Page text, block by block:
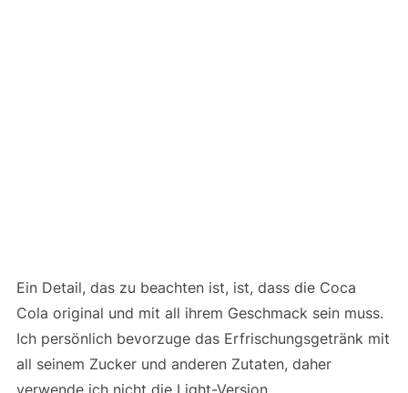
Ein Detail, das zu beachten ist, ist, dass die Coca
Cola original und mit all ihrem Geschmack sein muss.
Ich persönlich bevorzuge das Erfrischungsgetränk mit
all seinem Zucker und anderen Zutaten, daher
verwende ich nicht die Light-Version.